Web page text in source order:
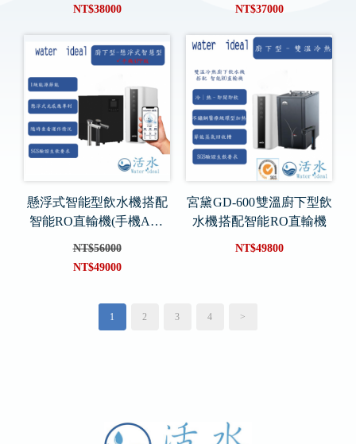
NT$38000
NT$37000
懸浮式智能型飲水機 搭配
智能RO直輸機(手機APP
版)
NT$56000
NT$49000
宮黛 GD-600 雙溫廚下型飲
水機 搭配智能 RO直輸機
NT$49800
1 2 3 4 >